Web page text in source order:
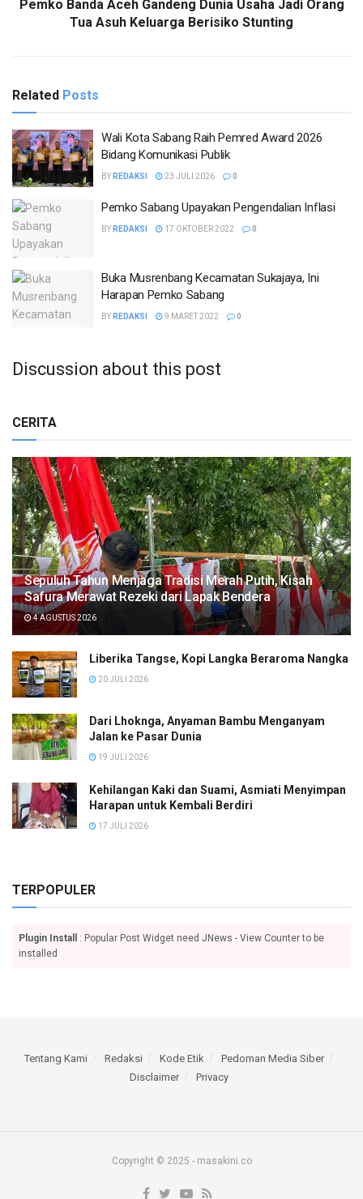
Pemko Banda Aceh Gandeng Dunia Usaha Jadi Orang
Tua Asuh Keluarga Berisiko Stunting
Related Posts
Wali Kota Sabang Raih Pemred Award 2026
Bidang Komunikasi Publik
BY REDAKSI 23 JULI 2026 0
Pemko Sabang Upayakan Pengendalian Inflasi
BY REDAKSI 17 OKTOBER 2022 0
Buka Musrenbang Kecamatan Sukajaya, Ini
Harapan Pemko Sabang
BY REDAKSI 9 MARET 2022 0
Discussion about this post
CERITA
Sepuluh Tahun Menjaga Tradisi Merah Putih, Kisah
Safura Merawat Rezeki dari Lapak Bendera
4 AGUSTUS 2026
Liberika Tangse, Kopi Langka Beraroma Nangka
20 JULI 2026
Dari Lhoknga, Anyaman Bambu Menganyam
Jalan ke Pasar Dunia
19 JULI 2026
Kehilangan Kaki dan Suami, Asmiati Menyimpan
Harapan untuk Kembali Berdiri
17 JULI 2026
TERPOPULER
Plugin Install
: Popular Post Widget need JNews - View Counter to be
installed
Tentang Kami Redaksi Kode Etik
Pedoman Media Siber
Disclaimer
Privacy
Copyright © 2025 - masakini.co